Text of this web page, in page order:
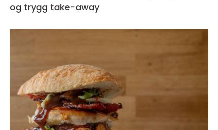
og trygg take-away